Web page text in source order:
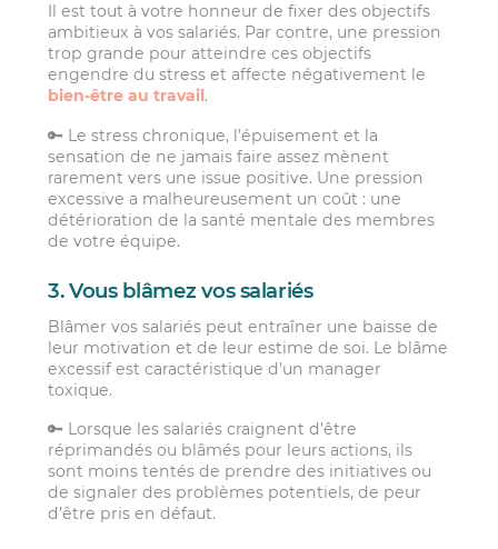
Il est tout à votre honneur de fixer des objectifs
ambitieux à vos salariés. Par contre, une pression
trop grande pour atteindre ces objectifs
engendre du stress et affecte négativement le
bien-être au travail.
🔑 Le stress chronique, l’épuisement et la
sensation de ne jamais faire assez mènent
rarement vers une issue positive. Une pression
excessive a malheureusement un coût : une
détérioration de la santé mentale des membres
de votre équipe.
3. Vous blâmez vos salariés
Blâmer vos salariés peut entraîner une baisse de
leur motivation et de leur estime de soi. Le blâme
excessif est caractéristique d’un manager
toxique.
🔑 Lorsque les salariés craignent d’être
réprimandés ou blâmés pour leurs actions, ils
sont moins tentés de prendre des initiatives ou
de signaler des problèmes potentiels, de peur
d’être pris en défaut.